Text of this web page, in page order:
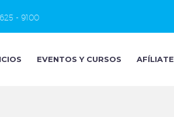
- 9100
EVENTOS Y CURSOS AFÍLIATE